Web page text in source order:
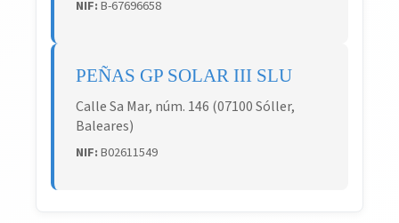
NIF:B-67696658
PEÑAS GP SOLAR III SLU
Calle Sa Mar, núm. 146 (07100 Sóller,
Baleares)
NIF:B02611549